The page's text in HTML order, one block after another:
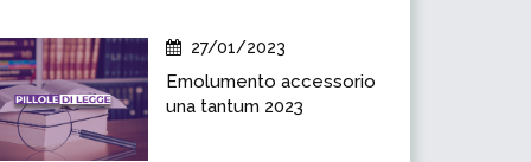
27/01/2023
Emolumento accessorio
una tantum 2023